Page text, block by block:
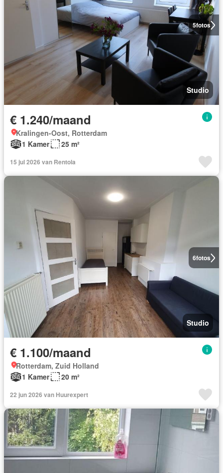
5fotos
Studio
€ 1.240/maand
Kralingen-Oost, Rotterdam
1 Kamer
25 m²
15 jul 2026 van Rentola
6fotos
Studio
€ 1.100/maand
Rotterdam, Zuid Holland
1 Kamer
20 m²
22 jun 2026 van Huurexpert